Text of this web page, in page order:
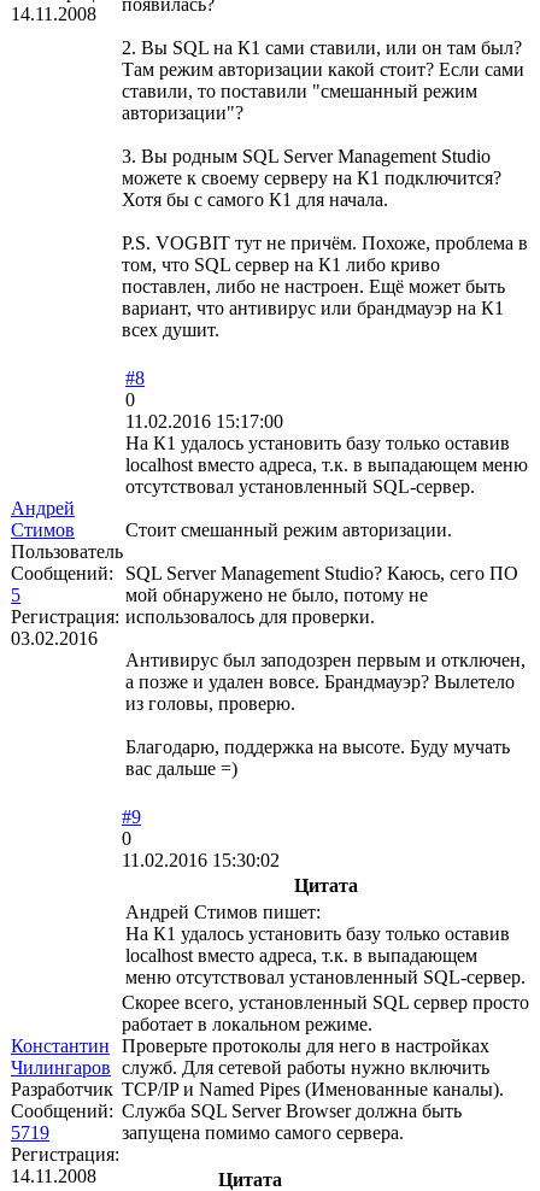
14.11.2008
2. Вы SQL на К1 сами ставили, или он там был?
Там режим авторизации какой стоит? Если сами
ставили, то поставили "смешанный режим
авторизации"?
3. Вы родным SQL Server Management Studio
можете к своему серверу на К1 подключится?
Хотя бы с самого К1 для начала.
P.S. VOGBIT тут не причём. Похоже, проблема в
том, что SQL сервер на К1 либо криво
поставлен, либо не настроен. Ещё может быть
вариант, что антивирус или брандмауэр на К1
всех душит.
Андрей
Стимов
Пользователь
Сообщений:
5
Регистрация:
03.02.2016
#8
0
11.02.2016 15:17:00
На К1 удалось установить базу только оставив
localhost вместо адреса, т.к. в выпадающем меню
отсутствовал установленный SQL-сервер.
Стоит смешанный режим авторизации.
SQL Server Management Studio? Каюсь, сего ПО
мой обнаружено не было, потому не
использовалось для проверки.
Антивирус был заподозрен первым и отключен,
а позже и удален вовсе. Брандмауэр? Вылетело
из головы, проверю.
Благодарю, поддержка на высоте. Буду мучать
вас дальше =)
Константин
Чилингаров
Разработчик
Сообщений:
5719
Регистрация:
14.11.2008
#9
0
11.02.2016 15:30:02
Цитата
Андрей Стимов пишет:
На К1 удалось установить базу только оставив
localhost вместо адреса, т.к. в выпадающем
меню отсутствовал установленный SQL-сервер.
Скорее всего, установленный SQL сервер просто
работает в локальном режиме.
Проверьте протоколы для него в настройках
служб. Для сетевой работы нужно включить
TCP/IP и Named Pipes (Именованные каналы).
Служба SQL Server Browser должна быть
запущена помимо самого сервера.
Цитата